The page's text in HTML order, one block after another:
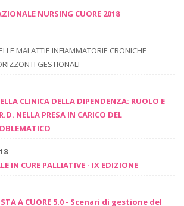
NURSING CUORE 2018
MALATTIE INFIAMMATORIE CRONICHE
GESTIONALI
CLINICA DELLA DIPENDENZA: RUOLO E
NELLA PRESA IN CARICO DEL
IN CURE PALLIATIVE - IX EDIZIONE
STA A CUORE 5.0 - Scenari di gestione del